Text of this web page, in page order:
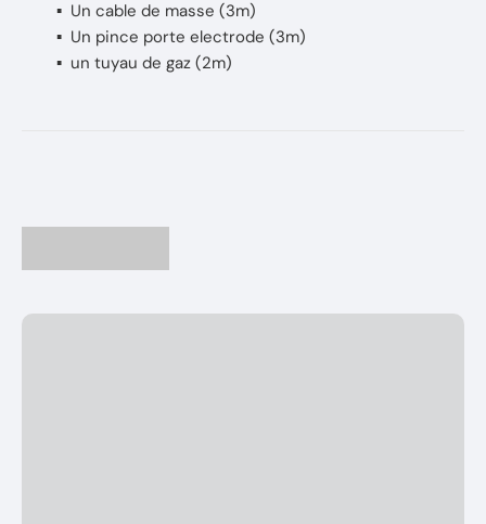
▪ Un cable de masse (3m)
▪ Un pince porte electrode (3m)
▪ un tuyau de gaz (2m)